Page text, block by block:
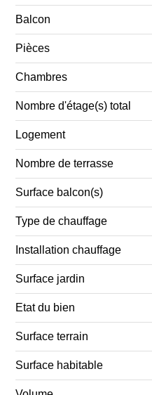
Balcon
Pièces
Chambres
Nombre d'étage(s) total
Logement
Nombre de terrasse
Surface balcon(s)
Type de chauffage
Installation chauffage
Surface jardin
Etat du bien
Surface terrain
Surface habitable